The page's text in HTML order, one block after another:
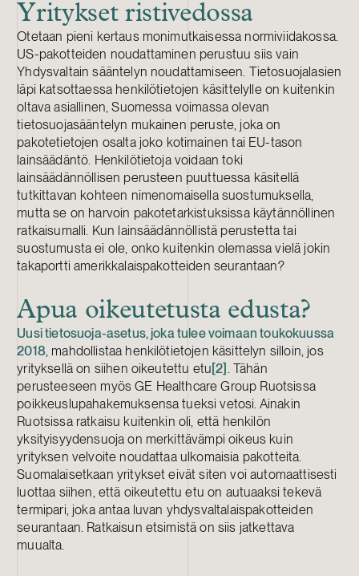
Yritykset ristivedossa
Otetaan pieni kertaus monimutkaisessa normiviidakossa.
US-pakotteiden noudattaminen perustuu siis vain
Yhdysvaltain sääntelyn noudattamiseen. Tietosuojalasien
läpi katsottaessa henkilötietojen käsittelylle on kuitenkin
oltava asiallinen, Suomessa voimassa olevan
tietosuojasääntelyn mukainen peruste, joka on
pakotetietojen osalta joko kotimainen tai EU-tason
lainsäädäntö. Henkilötietoja voidaan toki
lainsäädännöllisen perusteen puuttuessa käsitellä
tutkittavan kohteen nimenomaisella suostumuksella,
mutta se on harvoin pakotetarkistuksissa käytännöllinen
ratkaisumalli. Kun lainsäädännöllistä perustetta tai
suostumusta ei ole, onko kuitenkin olemassa vielä jokin
takaportti amerikkalaispakotteiden seurantaan?
Apua oikeutetusta edusta?
Uusi tietosuoja-asetus, joka tulee voimaan toukokuussa
2018, mahdollistaa henkilötietojen käsittelyn silloin, jos
yrityksellä on siihen oikeutettu etu[2] . Tähän
perusteeseen myös GE Healthcare Group Ruotsissa
poikkeuslupahakemuksensa tueksi vetosi. Ainakin
Ruotsissa ratkaisu kuitenkin oli, että henkilön
yksityisyydensuoja on merkittävämpi oikeus kuin
yrityksen velvoite noudattaa ulkomaisia pakotteita.
Suomalaisetkaan yritykset eivät siten voi automaattisesti
luottaa siihen, että oikeutettu etu on autuaaksi tekevä
termipari, joka antaa luvan yhdysvaltalaispakotteiden
seurantaan. Ratkaisun etsimistä on siis jatkettava
muualta.